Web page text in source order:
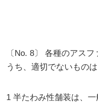
〔No. 8〕 各種のアス
うち、適切でないものは
1 半たわみ性舗装は、